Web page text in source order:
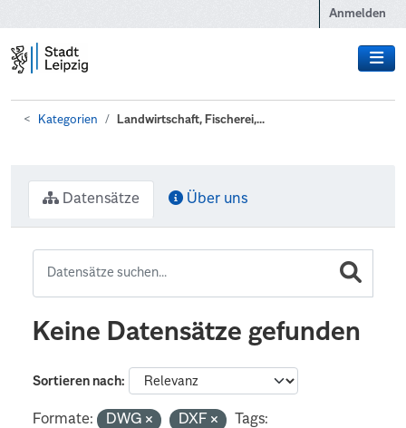
Anmelden
Kategorien Landwirtschaft, Fischerei,...
Datensätze Über uns
Keine Datensätze gefunden
Sortieren nach
Formate: DWG DXF
Tags: